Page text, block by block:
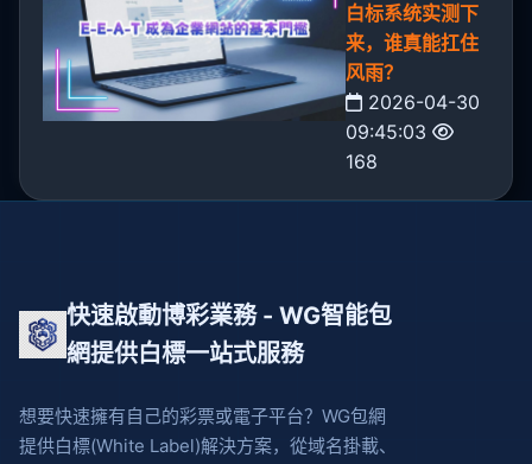
白标系统实测下
来，谁真能扛住
风雨？
2026-04-30
09:45:03
168
快速啟動博彩業務 - WG智能包
網提供白標一站式服務
想要快速擁有自己的彩票或電子平台？WG包網
提供白標(White Label)解決方案，從域名掛載、